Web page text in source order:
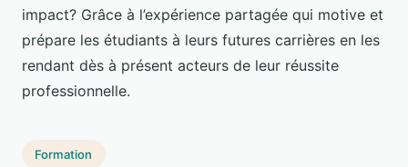
impact? Grâce à l’expérience partagée qui motive et
prépare les étudiants à leurs futures carrières en les
rendant dès à présent acteurs de leur réussite
professionnelle.
Formation